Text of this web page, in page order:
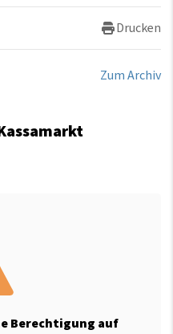
Drucken
Zum Archiv
Berechtigung auf